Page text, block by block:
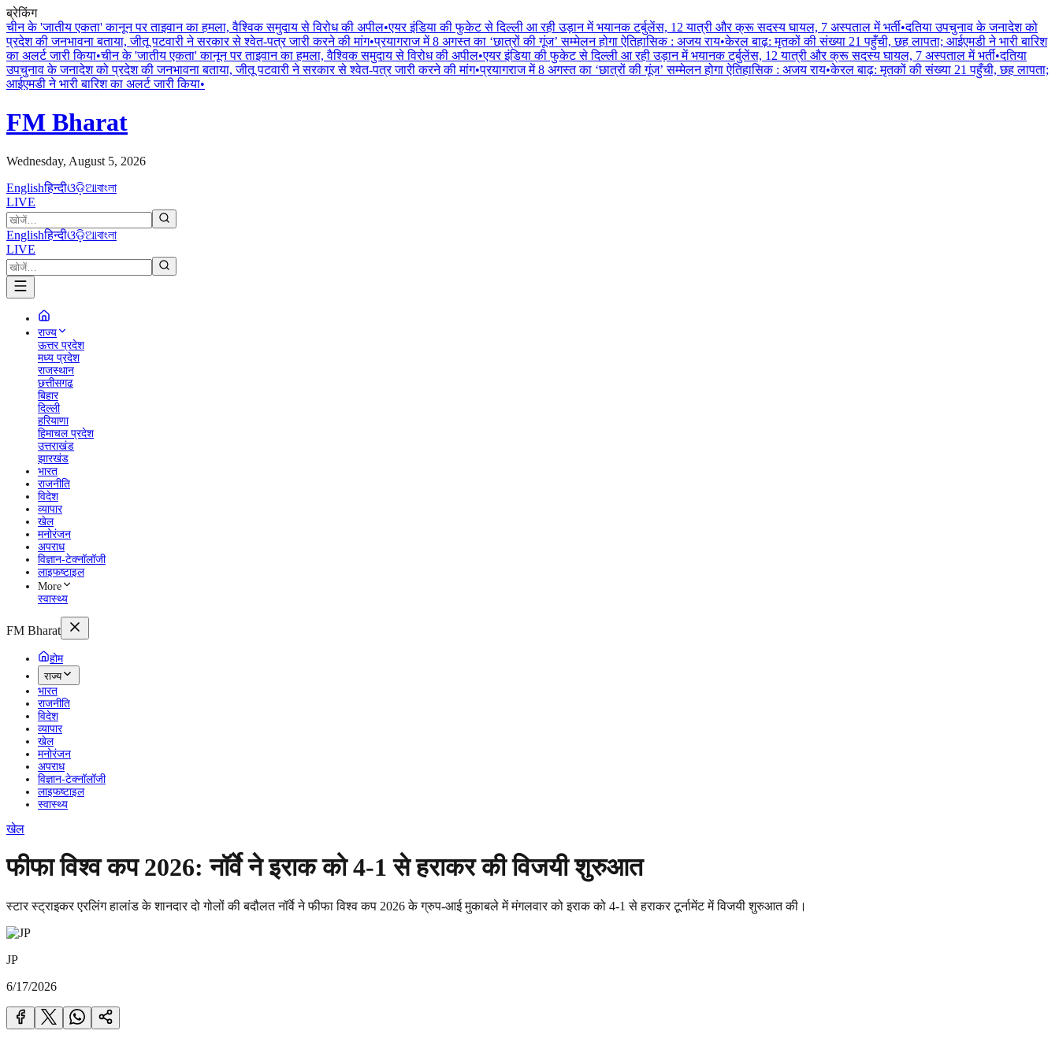
ब्रेकिंग
चीन के 'जातीय एकता' कानून पर ताइवान का हमला, वैश्विक समुदाय से विरोध की अपील•एयर इंडिया की फुकेट से दिल्ली आ रही उड़ान में भयानक टर्बुलेंस, 12 यात्री और क्रू सदस्य घायल, 7 अस्पताल में भर्ती•दतिया उपचुनाव के जनादेश को
प्रदेश की जनभावना बताया, जीतू पटवारी ने सरकार से श्वेत-पत्र जारी करने की मांग•प्रयागराज में 8 अगस्त का ‘छात्रों की गूंज’ सम्मेलन होगा ऐतिहासिक : अजय राय•केरल बाढ़: मृतकों की संख्या 21 पहुँची, छह लापता; आईएमडी ने भारी बारिश
का अलर्ट जारी किया•चीन के 'जातीय एकता' कानून पर ताइवान का हमला, वैश्विक समुदाय से विरोध की अपील•एयर इंडिया की फुकेट से दिल्ली आ रही उड़ान में भयानक टर्बुलेंस, 12 यात्री और क्रू सदस्य घायल, 7 अस्पताल में भर्ती•दतिया
उपचुनाव के जनादेश को प्रदेश की जनभावना बताया, जीतू पटवारी ने सरकार से श्वेत-पत्र जारी करने की मांग•प्रयागराज में 8 अगस्त का ‘छात्रों की गूंज’ सम्मेलन होगा ऐतिहासिक : अजय राय•केरल बाढ़: मृतकों की संख्या 21 पहुँची, छह लापता;
आईएमडी ने भारी बारिश का अलर्ट जारी किया•
FM Bharat
Wednesday, August 5, 2026
Englishहिन्दीଓଡ଼ିଆবাংলা
LIVE
Englishहिन्दीଓଡ଼ିଆবাংলা
LIVE
राज्य
ऊत्तर प्रदेश
मध्य प्रदेश
राजस्थान
छत्तीसगढ
बिहार
दिल्ली
हरियाणा
हिमाचल प्रदेश
उत्तराखंड
झारखंड
भारत
राजनीति
विदेश
व्यापार
खेल
मनोरंजन
अपराध
विज्ञान-टेक्नॉलॉजी
लाइफष्टाइल
More
स्वास्थ्य
FM Bharat
होम
राज्य
भारत
राजनीति
विदेश
व्यापार
खेल
मनोरंजन
अपराध
विज्ञान-टेक्नॉलॉजी
लाइफष्टाइल
स्वास्थ्य
खेल
फीफा विश्व कप 2026: नॉर्वे ने इराक को 4-1 से हराकर की विजयी शुरुआत
स्टार स्ट्राइकर एरलिंग हालांड के शानदार दो गोलों की बदौलत नॉर्वे ने फीफा विश्व कप 2026 के ग्रुप-आई मुकाबले में मंगलवार को इराक को 4-1 से हराकर टूर्नामेंट में विजयी शुरुआत की।
JP
6/17/2026